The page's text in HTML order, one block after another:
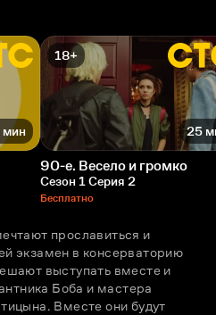
мин
18+
25
90-е. Весело и громко
Сезон 1 Серия 2
Бесплатно
прославиться и
экзамен в консерваторию
выступать вместе и
Боба и мастера
Вместе они будут